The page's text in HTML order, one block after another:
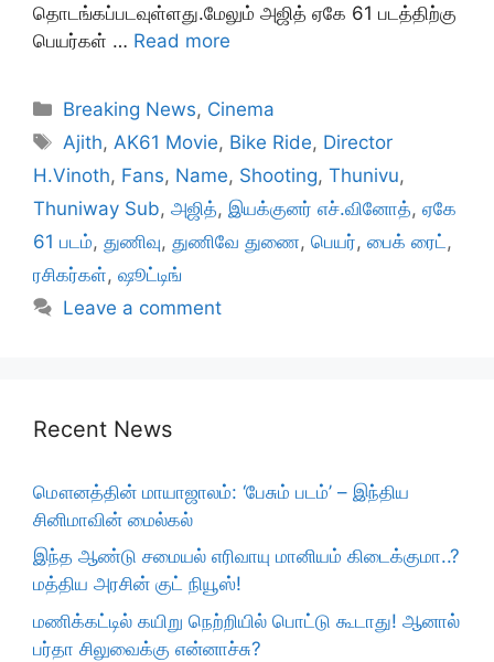
தொடங்கப்படவுள்ளது.மேலும் அஜித் ஏகே 61 படத்திற்கு
பெயர்கள் … Read more
Categories
Breaking News, Cinema
Tags
Ajith, AK61 Movie, Bike Ride, Director
H.Vinoth, Fans, Name, Shooting, Thunivu,
Thuniway Sub, அஜித், இயக்குனர் எச்.வினோத், ஏகே
61 படம், துணிவு, துணிவே துணை, பெயர், பைக் ரைட் ,
ரசிகர்கள், ஷூட்டிங்
Leave a comment
Recent News
மௌனத்தின் மாயாஜாலம்: ‘பேசும் படம்’ – இந்திய
சினிமாவின் மைல்கல்
இந்த ஆண்டு சமையல் எரிவாயு மானியம் கிடைக்குமா..?
மத்திய அரசின் குட் நியூஸ்!
மணிக்கட்டில் கயிறு நெற்றியில் பொட்டு கூடாது! ஆனால்
பர்தா சிலுவைக்கு என்னாச்சு?